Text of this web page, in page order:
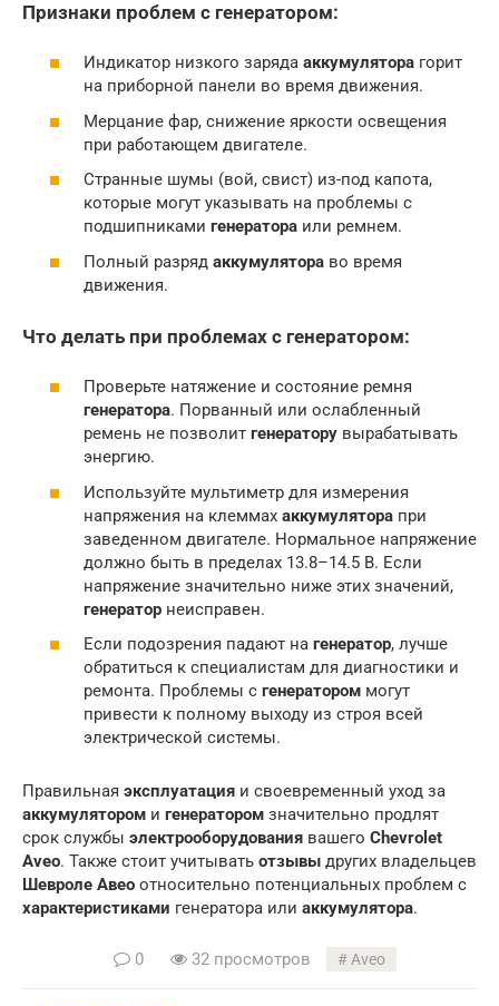
Признаки проблем с генератором:
Индикатор низкого заряда аккумулятора горит
на приборной панели во время движения.
Мерцание фар, снижение яркости освещения
при работающем двигателе.
Странные шумы (вой, свист) из-под капота,
которые могут указывать на проблемы с
подшипниками генератора или ремнем.
Полный разряд аккумулятора во время
движения.
Что делать при проблемах с генератором:
Проверьте натяжение и состояние ремня
генератора. Порванный или ослабленный
ремень не позволит генератору вырабатывать
энергию.
Используйте мультиметр для измерения
напряжения на клеммах аккумулятора при
заведенном двигателе. Нормальное напряжение
должно быть в пределах 13.8–14.5 В. Если
напряжение значительно ниже этих значений,
генератор неисправен.
Если подозрения падают на генератор, лучше
обратиться к специалистам для диагностики и
ремонта. Проблемы с генератором могут
привести к полному выходу из строя всей
электрической системы.
Правильная эксплуатация и своевременный уход за
аккумулятором и генератором значительно продлят
срок службы электрооборудования вашего Chevrolet
Aveo. Также стоит учитывать отзывы других владельцев
Шевроле Авео относительно потенциальных проблем с
характеристиками генератора или аккумулятора.
0 32 просмотров Aveo